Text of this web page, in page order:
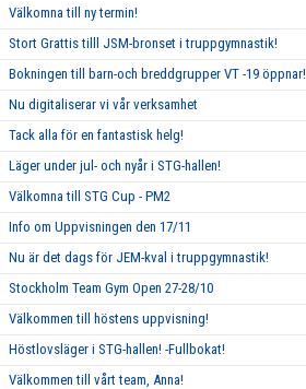
Välkomna till ny termin!
Stort Grattis tilll JSM-bronset i truppgymnastik!
Bokningen till barn-och breddgrupper VT -19 öppnar!
Nu digitaliserar vi vår verksamhet
Tack alla för en fantastisk helg!
Läger under jul- och nyår i STG-hallen!
Välkomna till STG Cup - PM2
Info om Uppvisningen den 17/11
Nu är det dags för JEM-kval i truppgymnastik!
Stockholm Team Gym Open 27-28/10
Välkommen till höstens uppvisning!
Höstlovsläger i STG-hallen! -Fullbokat!
Välkommen till vårt team, Anna!